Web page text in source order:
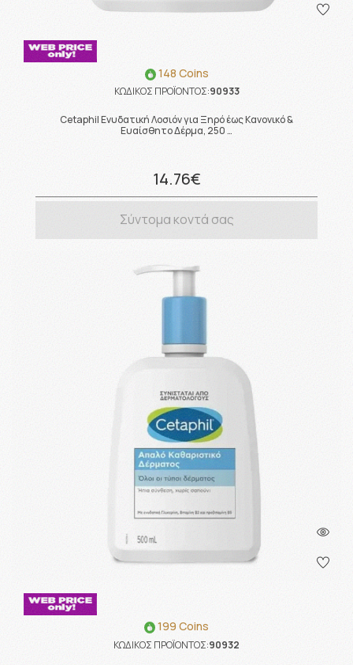
148 Coins
ΚΩΔΙΚΟΣ ΠΡΟΪΟΝΤΟΣ:90933
Cetaphil Ενυδατική Λοσιόν για Ξηρό έως Κανονικό &
Ευαίσθητο Δέρμα, 250 …
14.76€
Σύντομα κοντά σας
199 Coins
ΚΩΔΙΚΟΣ ΠΡΟΪΟΝΤΟΣ:90932